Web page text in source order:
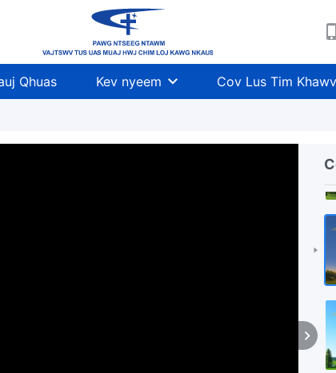
Qhuas Kev nyeem Cov Lus Tim Khawv